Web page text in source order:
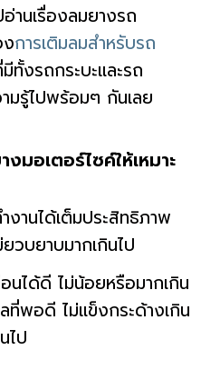
านเรื่องลมยางรถ
งการเติมลมสำหรับรถ
ทั้งรถกระบะและรถ
มรู้ไปพร้อมๆ กันเลย
มอเตอร์ไซค์ให้เหมาะ
งานได้เต็มประสิทธิภาพ
วบยาบมากเกินไป
นได้ดี ไม่น้อยหรือมากเกิน
ที่พอดี ไม่แข็งกระด้างเกิน
ไป